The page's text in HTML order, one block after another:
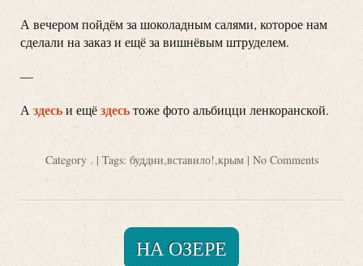
А вечером пойдём за шоколадным салями, которое нам
сделали на заказ и ещё за вишнёвым штруделем.
—
Аздесьи ещёздесьтоже фото альбицци ленкоранской.
Category . | Tags: буддни,вставило!,крым| No Comments
НА ОЗЕРЕ